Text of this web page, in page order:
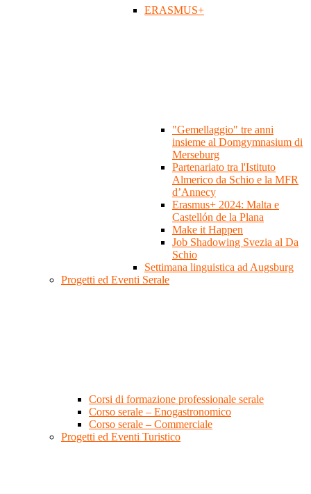
ERASMUS+
"Gemellaggio" tre anni
insieme al Domgymnasium di
Merseburg
Partenariato tra l'Istituto
Almerico da Schio e la MFR
d’Annecy
Erasmus+ 2024: Malta e
Castellón de la Plana
Make it Happen
Job Shadowing Svezia al Da
Schio
Settimana linguistica ad Augsburg
Progetti ed Eventi Serale
Corsi di formazione professionale serale
Corso serale – Enogastronomico
Corso serale – Commerciale
Progetti ed Eventi Turistico